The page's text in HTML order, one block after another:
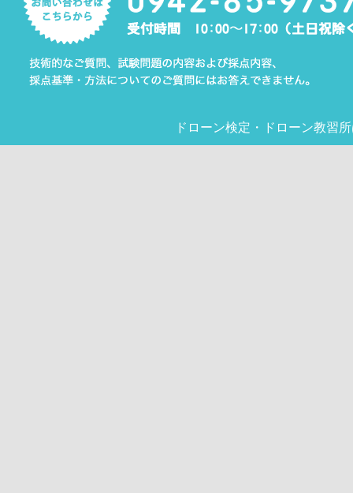
ドローン検定 ・ ドローン教習所